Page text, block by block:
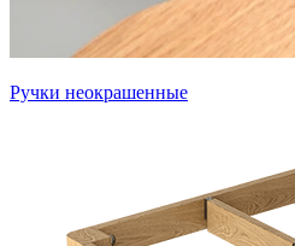
Ручки неокрашенные